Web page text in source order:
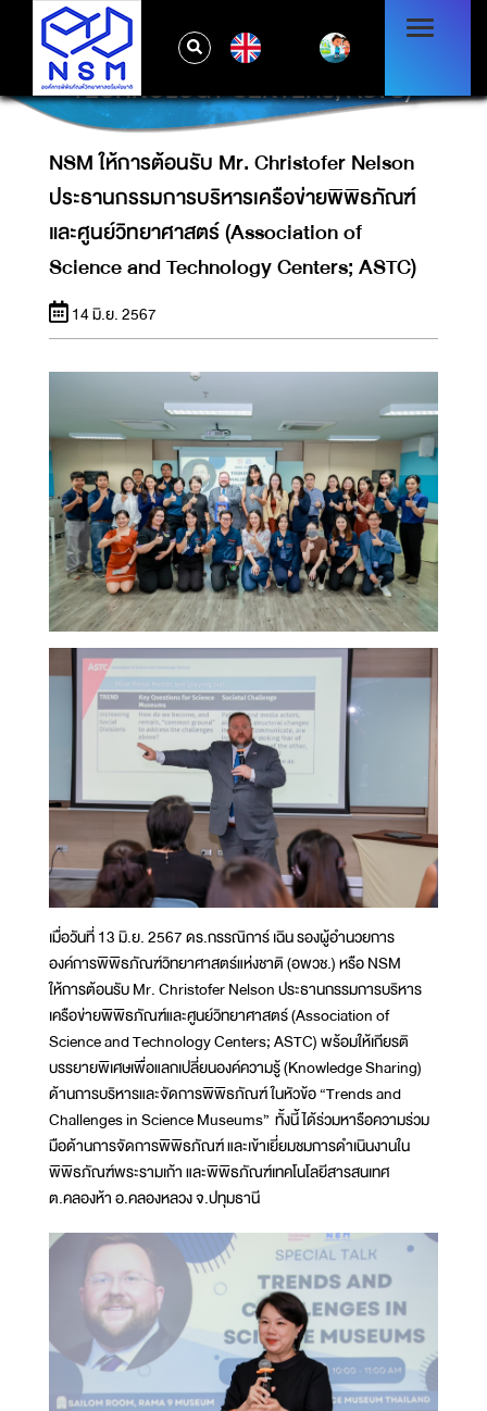
NELSON ประธานกรรมการบริหารเครือข่าย
พิพิธภัณฑ์และศูนย์วิทยาศาสตร์
(ASSOCIATION OF SCIENCE AND
TECHNOLOGY CENTERS; ASTC)
NSM ให้การต้อนรับ Mr. Christofer Nelson
ประธานกรรมการบริหารเครือข่ายพิพิธภัณฑ์
และศูนย์วิทยาศาสตร์ (Association of
Science and Technology Centers; ASTC)
14 มิ.ย. 2567
เมื่อวันที่ 13 มิ.ย. 2567 ดร.กรรณิการ์ เฉิน รองผู้อำนวยการ
องค์การพิพิธภัณฑ์วิทยาศาสตร์แห่งชาติ (อพวช.) หรือ NSM
ให้การต้อนรับ Mr. Christofer Nelson ประธานกรรมการบริหาร
เครือข่ายพิพิธภัณฑ์และศูนย์วิทยาศาสตร์ (Association of
Science and Technology Centers; ASTC) พร้อมให้เกียรติ
บรรยายพิเศษเพื่อแลกเปลี่ยนองค์ความรู้ (Knowledge Sharing)
ด้านการบริหารและจัดการพิพิธภัณฑ์ ในหัวข้อ “Trends and
Challenges in Science Museums” ทั้งนี้ ได้ร่วมหารือความร่วม
มือด้านการจัดการพิพิธภัณฑ์ และเข้าเยี่ยมชมการดำเนินงานใน
พิพิธภัณฑ์พระรามเก้า และพิพิธภัณฑ์เทคโนโลยีสารสนเทศ
ต.คลองห้า อ.คลองหลวง จ.ปทุมธานี